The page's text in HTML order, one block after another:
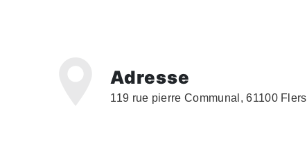
Adresse
119 rue pierre Communal, 61100 Flers